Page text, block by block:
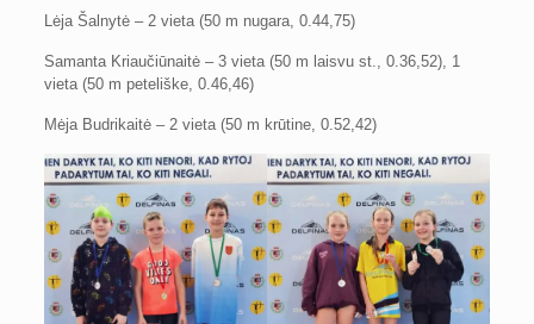
Lėja Šalnytė – 2 vieta (50 m nugara, 0.44,75)
Samanta Kriaučiūnaitė – 3 vieta (50 m laisvu st., 0.36,52), 1
vieta (50 m peteliške, 0.46,46)
Mėja Budrikaitė – 2 vieta (50 m krūtine, 0.52,42)